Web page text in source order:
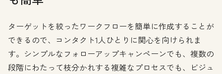
ターゲットを絞ったワークフローを簡単に作成することが
できるので、コンタクト1人ひとりに関心を向けられま
す。シンプルなフォローアップキャンペーンでも、複数の
段階にわたって枝分かれする複雑なプロセスでも、ビジュ